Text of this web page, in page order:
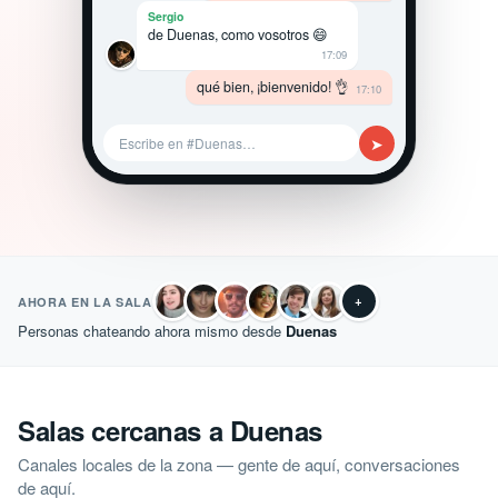
Sergio
de Duenas, como vosotros 😄
17:09
qué bien, ¡bienvenido! 👌 17:10
Escribe en #Duenas… ➤
AHORA EN LA SALA +
Personas chateando ahora mismo desde Duenas
Salas cercanas a Duenas
Canales locales de la zona — gente de aquí, conversaciones
de aquí.